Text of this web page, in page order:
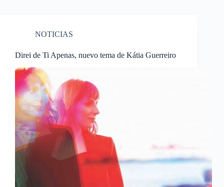
NOTICIAS
Direi de Ti Apenas, nuevo tema de Kátia Guerreiro